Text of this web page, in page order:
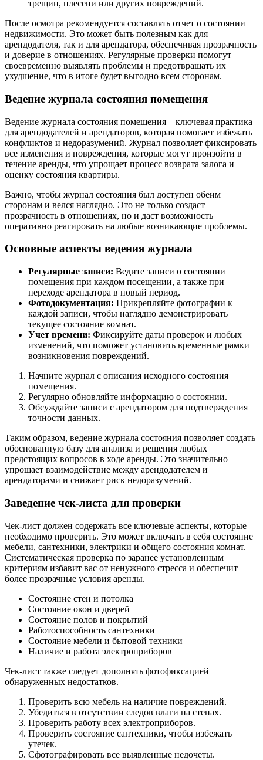
трещин, плесени или других повреждений.
После осмотра рекомендуется составлять отчет о состоянии
недвижимости. Это может быть полезным как для
арендодателя, так и для арендатора, обеспечивая прозрачность
и доверие в отношениях. Регулярные проверки помогут
своевременно выявлять проблемы и предотвращать их
ухудшение, что в итоге будет выгодно всем сторонам.
Ведение журнала состояния помещения
Ведение журнала состояния помещения – ключевая практика
для арендодателей и арендаторов, которая помогает избежать
конфликтов и недоразумений. Журнал позволяет фиксировать
все изменения и повреждения, которые могут произойти в
течение аренды, что упрощает процесс возврата залога и
оценку состояния квартиры.
Важно, чтобы журнал состояния был доступен обеим
сторонам и велся наглядно. Это не только создаст
прозрачность в отношениях, но и даст возможность
оперативно реагировать на любые возникающие проблемы.
Основные аспекты ведения журнала
Регулярные записи: Ведите записи о состоянии
помещения при каждом посещении, а также при
переходе арендатора в новый период.
Фотодокументация: Прикрепляйте фотографии к
каждой записи, чтобы наглядно демонстрировать
текущее состояние комнат.
Учет времени: Фиксируйте даты проверок и любых
изменений, что поможет установить временные рамки
возникновения повреждений.
Начните журнал с описания исходного состояния
помещения.
Регулярно обновляйте информацию о состоянии.
Обсуждайте записи с арендатором для подтверждения
точности данных.
Таким образом, ведение журнала состояния позволяет создать
обоснованную базу для анализа и решения любых
предстоящих вопросов в ходе аренды. Это значительно
упрощает взаимодействие между арендодателем и
арендаторами и снижает риск недоразумений.
Заведение чек-листа для проверки
Чек-лист должен содержать все ключевые аспекты, которые
необходимо проверить. Это может включать в себя состояние
мебели, сантехники, электрики и общего состояния комнат.
Систематическая проверка по заранее установленным
критериям избавит вас от ненужного стресса и обеспечит
более прозрачные условия аренды.
Состояние стен и потолка
Состояние окон и дверей
Состояние полов и покрытий
Работоспособность сантехники
Состояние мебели и бытовой техники
Наличие и работа электроприборов
Чек-лист также следует дополнять фотофиксацией
обнаруженных недостатков.
Проверить всю мебель на наличие повреждений.
Убедиться в отсутствии следов влаги на стенах.
Проверить работу всех электроприборов.
Проверить состояние сантехники, чтобы избежать
утечек.
Сфотографировать все выявленные недочеты.